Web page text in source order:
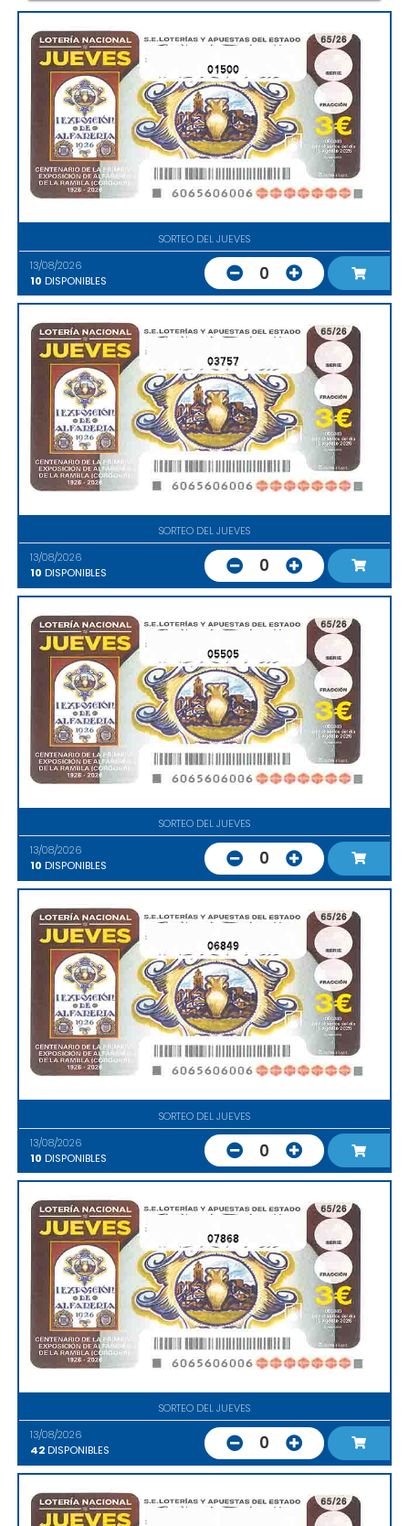
01500
SORTEO DEL JUEVES
13/08/2026
10 DISPONIBLES 0
03757
SORTEO DEL JUEVES
13/08/2026
10 DISPONIBLES 0
05505
SORTEO DEL JUEVES
13/08/2026
10 DISPONIBLES 0
06849
SORTEO DEL JUEVES
13/08/2026
10 DISPONIBLES 0
07868
SORTEO DEL JUEVES
13/08/2026
42DISPONIBLES 0